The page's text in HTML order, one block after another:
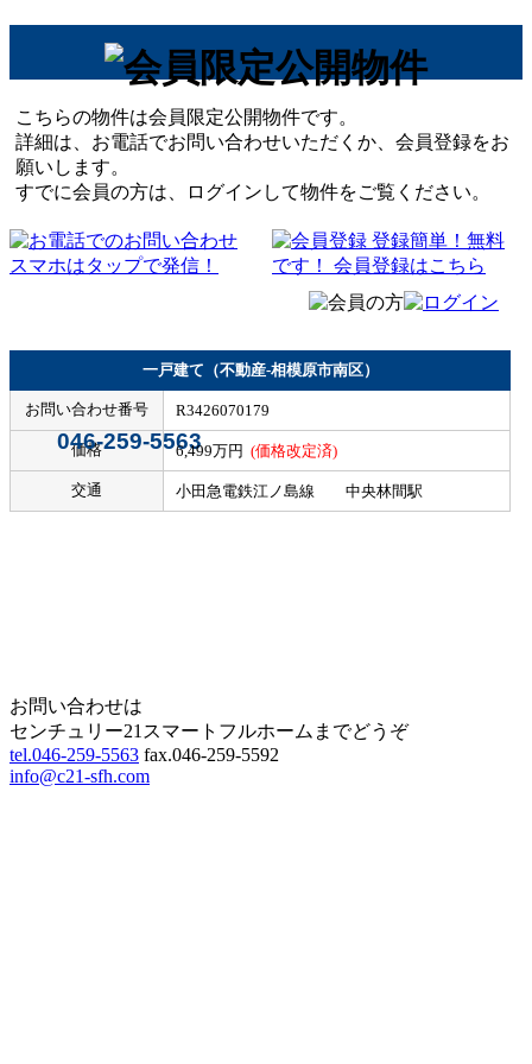
こちらの物件は会員限定公開物件です。
詳細は、お電話でお問い合わせいただくか、会員登録をお
願いします。
すでに会員の方は、ログインして物件をご覧ください。
046-259-5563
一戸建て（不動産-相模原市南区）
お問い合わせ番号 R3426070179
価格 6,499万円 (価格改定済)
交通 小田急電鉄江ノ島線 中央林間駅
お問い合わせは
センチュリー21スマートフルホームまでどうぞ
tel.046-259-5563 fax.046-259-5592
info@c21-sfh.com